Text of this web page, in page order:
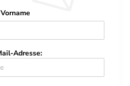
Vorname
Adresse: